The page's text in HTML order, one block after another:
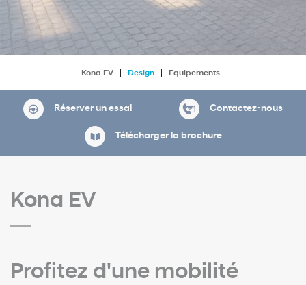
Kona EV Design Equipements
Réserver un essai Contactez-nous
Télécharger la brochure
Kona EV
Profitez d'une mobilité